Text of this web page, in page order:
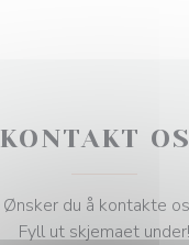
KONTAKT
Ønsker du å kontakte
Fyll ut skjemaet under!